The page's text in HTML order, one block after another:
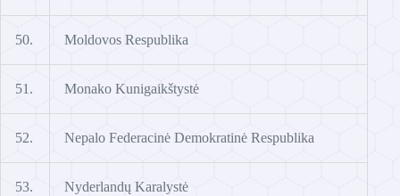
50. Moldovos Respublika
51. Monako Kunigaikštystė
52. Nepalo Federacinė Demokratinė Respublika
53. Nyderlandų Karalystė